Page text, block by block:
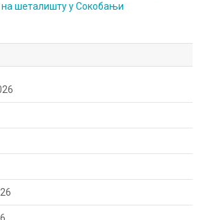
на шеталишту у Сокобањи